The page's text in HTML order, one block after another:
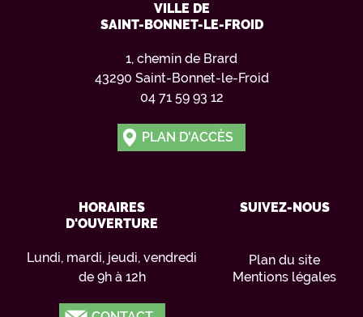
VILLE DE
SAINT-BONNET-LE-FROID
1, chemin de Brard
43290 Saint-Bonnet-le-Froid
04 71 59 93 12
PLAN D'ACCÈS
HORAIRES
D'OUVERTURE
Lundi, mardi, jeudi, vendredi
de 9h à 12h
SUIVEZ-NOUS
Plan du site
Mentions légales